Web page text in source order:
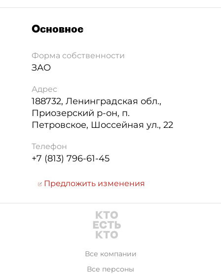
Основное
Форма собственности
ЗАО
Адрес
188732, Ленинградская обл.,
Приозерский р-он, п.
Петровское, Шоссейная ул., 22
Телефон
+7 (813) 796-61-45
Предложить изменения
Все компании
Все персоны